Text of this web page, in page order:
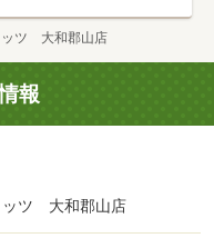
ッツ 大和郡山店
報
ッツ 大和郡山店